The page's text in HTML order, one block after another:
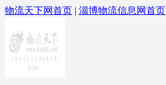
物流天下网首页 | 淄博物流信息网首页